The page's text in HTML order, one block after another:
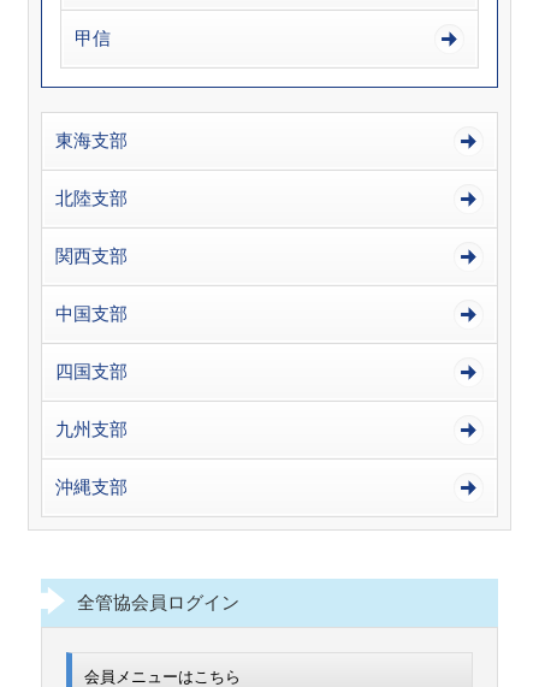
甲信
東海支部
北陸支部
関西支部
中国支部
四国支部
九州支部
沖縄支部
全管協会員ログイン
会員メニューはこちら